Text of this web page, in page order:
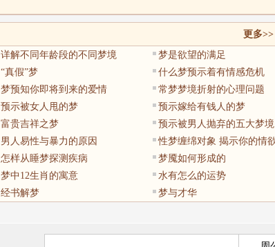
更多>>
详解不同年龄段的不同梦境
梦是欲望的满足
“真假”梦
什么梦预示着有情感危机
梦预知你即将到来的爱情
常梦梦境折射的心理问题
预示被女人甩的梦
预示嫁给有钱人的梦
富贵吉祥之梦
预示被男人抛弃的五大梦境
男人易性与暴力的原因
怎样从睡梦探测疾病
梦魇如何形成的
梦中12生肖的寓意
水有怎么的运势
经书解梦 梦与才华